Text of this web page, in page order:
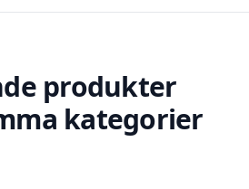
produkter
kategorier